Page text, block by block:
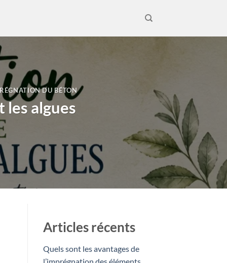
DU BÉTON
les algues
Articles récents
Quels sont les avantages de